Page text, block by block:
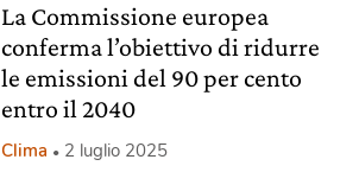
La Commissione europea
conferma l’obiettivo di ridurre
le emissioni del 90 per cento
entro il 2040
Clima 2 luglio 2025